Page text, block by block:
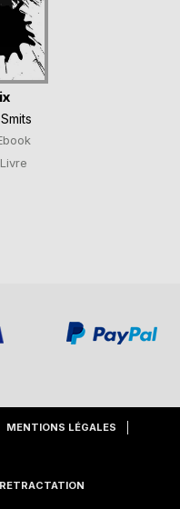
Livre
MENTIONS LÉGALES
RETRACTATION